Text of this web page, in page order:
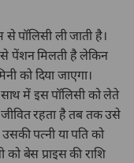
पॉलिसी ली जाती है।
पेंशन मिलती है लेकिन
को दिया जाएगा।
में इस पॉलिसी को लेते
जीवित रहता है तब तक उसे
पत्नी या पति को
बेस प्राइस की राशि